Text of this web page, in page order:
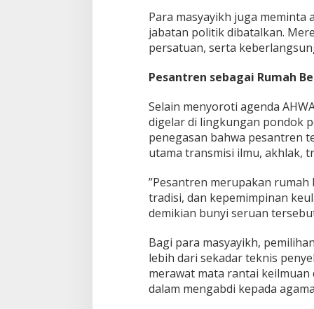
Para masyayikh juga
jabatan politik dibatalkan.
persatuan, serta
Pesantren sebagai Rumah
Selain menyoroti agenda
digelar di lingkungan pondok
penegasan bahwa pesantren
utama transmisi ilmu, akhlak,
”Pesantren merupakan
tradisi, dan kepemimpinan
demikian bunyi seruan
Bagi para masyayikh,
lebih dari sekadar teknis
merawat mata rantai
dalam mengabdi kepada